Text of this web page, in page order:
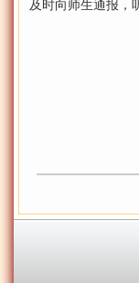
及时向师生通报，